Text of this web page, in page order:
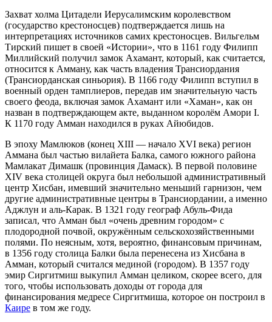
Захват холма Цитадели Иерусалимским королевством
(государство крестоносцев) подтверждается лишь на
интерпретациях источников самих крестоносцев. Вильгельм
Тирский пишет в своей «Истории», что в 1161 году Филипп
Миллийский получил замок Ахамант, который, как считается,
относится к Амману, как часть владения Трансиордания
(Трансиорданская синьория). В 1166 году Филипп вступил в
военный орден тамплиеров, передав им значительную часть
своего феода, включая замок Ахамант или «Хаман», как он
назван в подтверждающем акте, выданном королём Амори I.
К 1170 году Амман находился в руках Айюбидов.
В эпоху Мамлюков (конец XIII — начало XVI века) регион
Аммана был частью вилайета Балка, самого южного района
Мамлакат Димашк (провинция Дамаск). В первой половине
XIV века столицей округа был небольшой административный
центр Хисбан, имевший значительно меньший гарнизон, чем
другие административные центры в Трансиордании, а именно
Аджлун и аль-Карак. В 1321 году географ Абуль-Фида
записал, что Амман был «очень древним городом» с
плодородной почвой, окружённым сельскохозяйственными
полями. По неясным, хотя, вероятно, финансовым причинам,
в 1356 году столица Балки была перенесена из Хисбана в
Амман, который считался мединой (городом). В 1357 году
эмир Сиргитмиш выкупил Амман целиком, скорее всего, для
того, чтобы использовать доходы от города для
финансирования медресе Сиргитмиша, которое он построил в
Каире в том же году.